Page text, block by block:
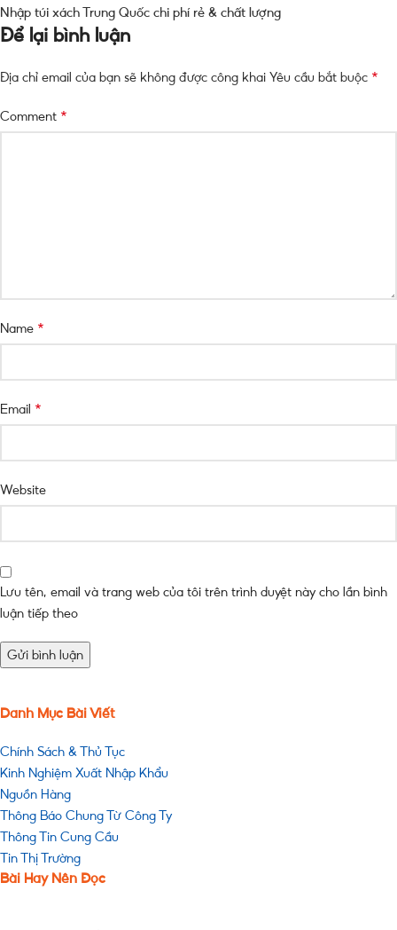
Nhập túi xách Trung Quốc chi phí rẻ & chất lượng
Để lại bình luận
Địa chỉ email của bạn sẽ không được công khai Yêu cầu bắt buộc *
Comment *
Name *
Email *
Website
Lưu tên, email và trang web của tôi trên trình duyệt này cho lần bình
luận tiếp theo
Danh Mục Bài Viết
Chính Sách & Thủ Tục
Kinh Nghiệm Xuất Nhập Khẩu
Nguồn Hàng
Thông Báo Chung Từ Công Ty
Thông Tin Cung Cầu
Tin Thị Trường
Bài Hay Nên Đọc